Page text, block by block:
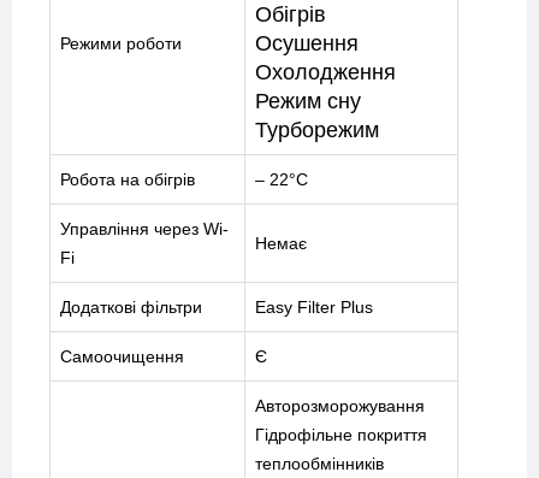
Режими роботи
Обігрів
Осушення
Охолодження
Режим сну
Турборежим
Робота на обігрів – 22°C
Управління через Wi-
Fi
Немає
Додаткові фільтри Easy Filter Plus
Самоочищення Є
Авторозморожування
Гідрофільне покриття
теплообмінників
МЕНЮ
ПОСЛУГИ
КАТАЛОГ
ПРО НАС